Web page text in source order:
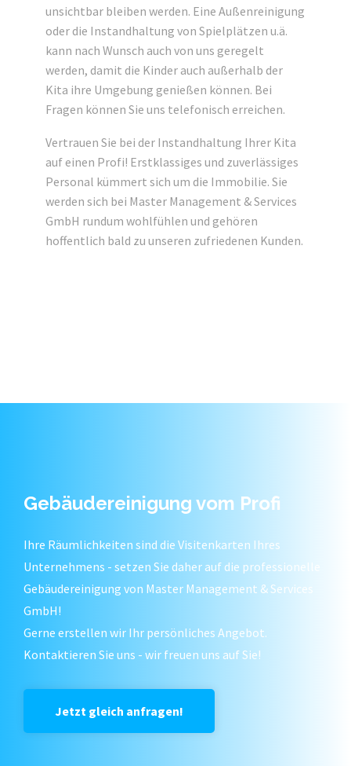
unsichtbar bleiben werden. Eine Außenreinigung
oder die Instandhaltung von Spielplätzen u.ä.
kann nach Wunsch auch von uns geregelt
werden, damit die Kinder auch außerhalb der
Kita ihre Umgebung genießen können. Bei
Fragen können Sie uns telefonisch erreichen.
Vertrauen Sie bei der Instandhaltung Ihrer Kita
auf einen Profi! Erstklassiges und zuverlässiges
Personal kümmert sich um die Immobilie. Sie
werden sich bei Master Management & Services
GmbH rundum wohlfühlen und gehören
hoffentlich bald zu unseren zufriedenen Kunden.
Gebäudereinigung vom Profi
Ihre Räumlichkeiten sind die Visitenkarten Ihres
Unternehmens - setzen Sie daher auf die professionelle
Gebäudereinigung von Master Management & Services
GmbH!
Gerne erstellen wir Ihr persönliches Angebot.
Kontaktieren Sie uns - wir freuen uns auf Sie!
Jetzt gleich anfragen!